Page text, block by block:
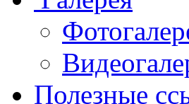
Полезные